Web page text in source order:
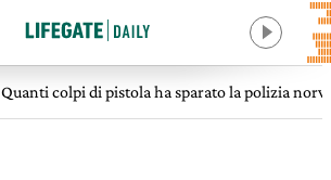
Quanti colpi di pistola ha sparato la polizia